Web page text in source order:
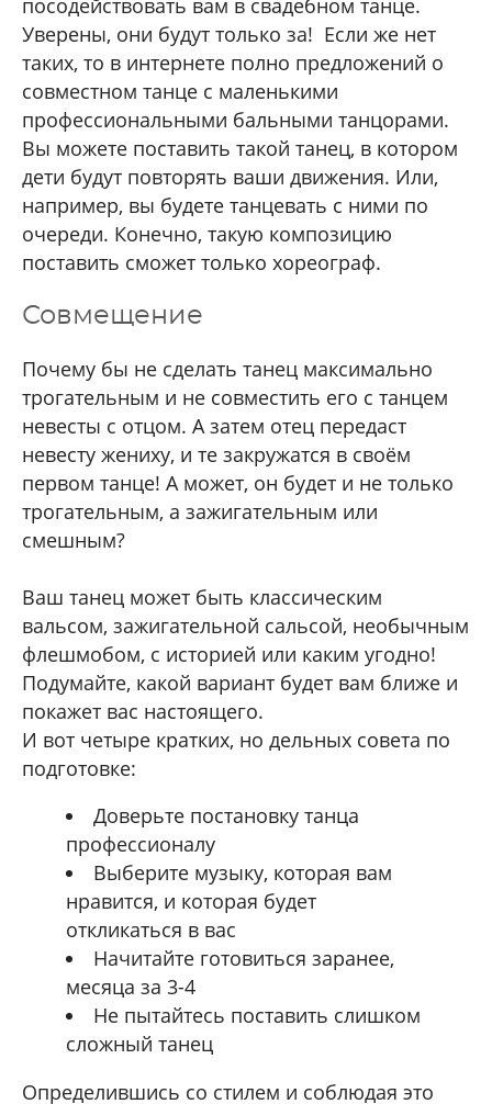
Уверены, они будут только за! Если же нет
таких, то в интернете полно предложений о
совместном танце с маленькими
профессиональными бальными танцорами.
Вы можете поставить такой танец, в котором
дети будут повторять ваши движения. Или,
например, вы будете танцевать с ними по
очереди. Конечно, такую композицию
поставить сможет только хореограф.
Совмещение
Почему бы не сделать танец максимально
трогательным и не совместить его с танцем
невесты с отцом. А затем отец передаст
невесту жениху, и те закружатся в своём
первом танце! А может, он будет и не только
трогательным, а зажигательным или
смешным?
Ваш танец может быть классическим
вальсом, зажигательной сальсой, необычным
флешмобом, с историей или каким угодно!
Подумайте, какой вариант будет вам ближе и
покажет вас настоящего.
И вот четыре кратких, но дельных совета по
подготовке:
Доверьте постановку танца
профессионалу
Выберите музыку, которая вам
нравится, и которая будет
откликаться в вас
Начитайте готовиться заранее,
месяца за 3-4
Не пытайтесь поставить слишком
сложный танец
Определившись со стилем и соблюдая это